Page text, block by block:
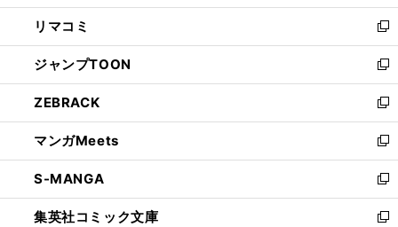
ウ
で
開
く
ン
ド
ウ
で
開
く
ウ
ィ
ン
ド
ウ
で
開
く
し
い
ウ
ィ
ン
ド
ウ
で
開
く
リマコミ
新
し
い
ウ
ィ
ン
ド
ウ
で
開
く
ジャンプTOON
新
し
い
ウ
ィ
ン
ド
ウ
で
ZEBRACK
新
し
い
ウ
ィ
ン
ド
マンガMeets
新
し
い
ウ
ィ
S-MANGA
新
し
い
集英社コミック文庫
新